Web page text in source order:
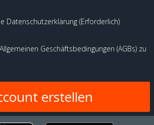
Datenschutzerklärung Erforderlich
Geschäftsbedingungen (AGBs) zu